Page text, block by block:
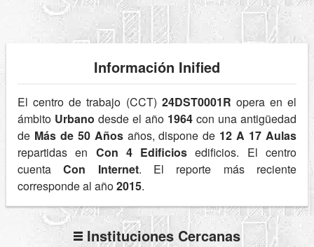
Información Inified
El centro de trabajo (CCT) 24DST0001R opera en el
ámbito Urbano desde el año 1964 con una antigüedad
de Más de 50 Añosaños, dispone de 12 A 17 Aulas
repartidas en Con 4 Edificios edificios. El centro
cuentaCon Internet. El reporte más reciente
corresponde al año2015.
Instituciones Cercanas